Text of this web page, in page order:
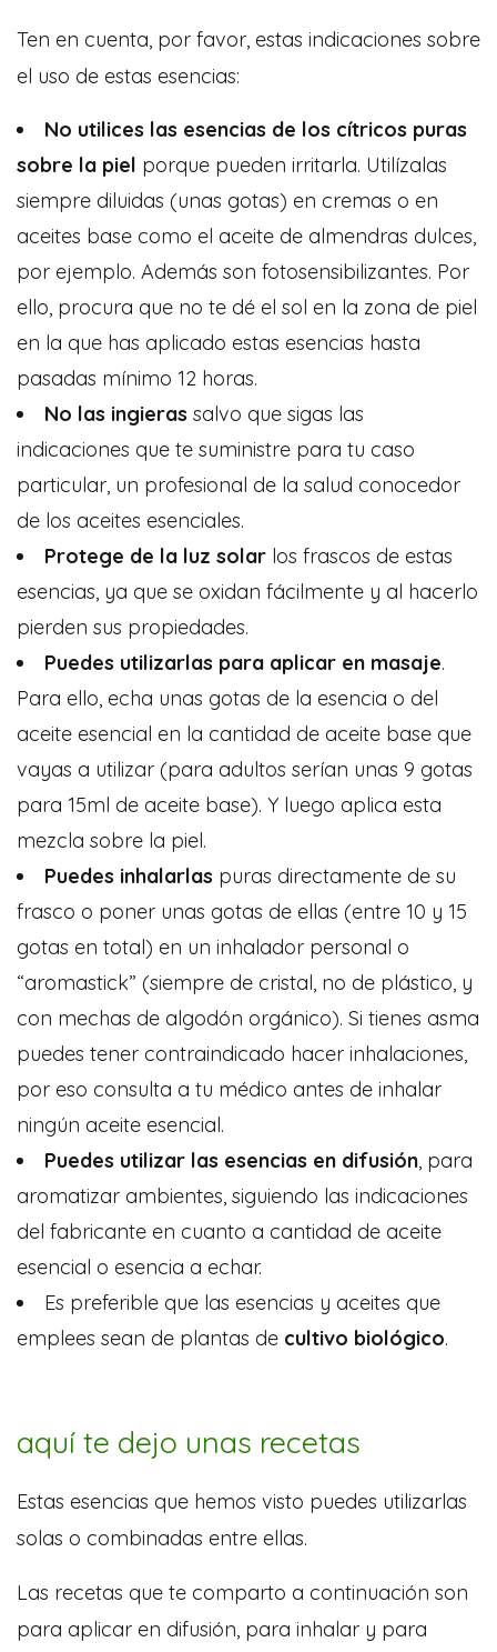
Ten en cuenta, por favor, estas indicaciones sobre
el uso de estas esencias:
No utilices las esencias de los cítricos puras
sobre la piel porque pueden irritarla. Utilízalas
siempre diluidas (unas gotas) en cremas o en
aceites base como el aceite de almendras dulces,
por ejemplo. Además son fotosensibilizantes. Por
ello, procura que no te dé el sol en la zona de piel
en la que has aplicado estas esencias hasta
pasadas mínimo 12 horas.
No las ingieras salvo que sigas las
indicaciones que te suministre para tu caso
particular, un profesional de la salud conocedor
de los aceites esenciales.
Protege de la luz solar los frascos de estas
esencias, ya que se oxidan fácilmente y al hacerlo
pierden sus propiedades.
Puedes utilizarlas para aplicar en masaje.
Para ello, echa unas gotas de la esencia o del
aceite esencial en la cantidad de aceite base que
vayas a utilizar (para adultos serían unas 9 gotas
para 15ml de aceite base). Y luego aplica esta
mezcla sobre la piel.
Puedes inhalarlas puras directamente de su
frasco o poner unas gotas de ellas (entre 10 y 15
gotas en total) en un inhalador personal o
“aromastick” (siempre de cristal, no de plástico, y
con mechas de algodón orgánico). Si tienes asma
puedes tener contraindicado hacer inhalaciones,
por eso consulta a tu médico antes de inhalar
ningún aceite esencial.
Puedes utilizar las esencias en difusión , para
aromatizar ambientes, siguiendo las indicaciones
del fabricante en cuanto a cantidad de aceite
esencial o esencia a echar.
Es preferible que las esencias y aceites que
emplees sean de plantas de cultivo biológico.
aquí te dejo unas recetas
Estas esencias que hemos visto puedes utilizarlas
solas o combinadas entre ellas.
Las recetas que te comparto a continuación son
para aplicar en difusión, para inhalar y para